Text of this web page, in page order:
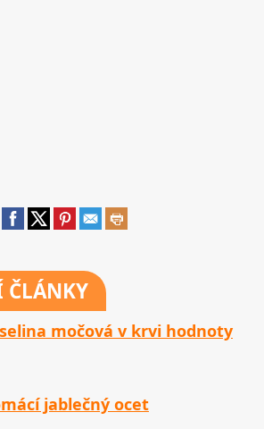
ČLÁNKY
močová v krvi hodnoty
jablečný ocet